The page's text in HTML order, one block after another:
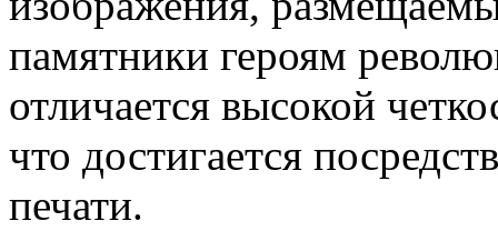
памятники героям
отличается высокой
что достигается
печати.